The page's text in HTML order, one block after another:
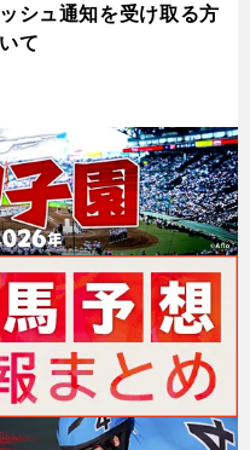
シュ通知を受け取る方
て